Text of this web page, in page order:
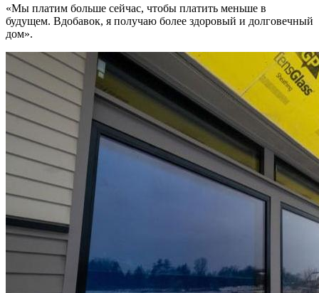
«Мы платим больше сейчас, чтобы платить меньше в
будущем. Вдобавок, я получаю более здоровый и долговечный
дом».